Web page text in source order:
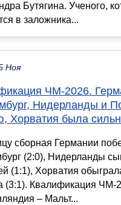
Бутягина. Ученого,
в заложника...
Ноя
ЧМ-2026.
Нидерланды и
Хорватия была
сборная Германии
(2:0), Нидерланды
(1:1), Хорватия
(3:1). Квалификация ЧМ-
– Мальт...